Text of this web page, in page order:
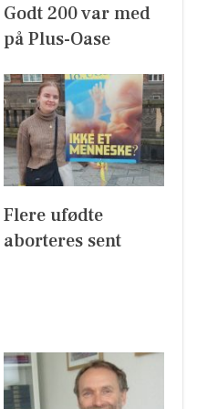
Godt 200 var med
på Plus-Oase
Flere ufødte
aborteres sent